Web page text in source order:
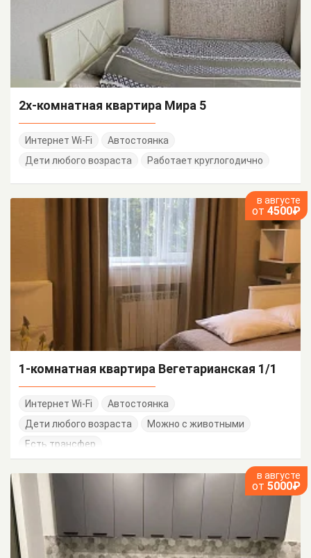
2х-комнатная квартира Мира 5
Интернет Wi-Fi
Автостоянка
Дети любого возраста
Работает круглогодично
в августе
от 4500₽
1-комнатная квартира Вегетарианская 1/1
Интернет Wi-Fi
Автостоянка
Дети любого возраста
Можно с животными
Есть трансфер
в августе
от 5000₽